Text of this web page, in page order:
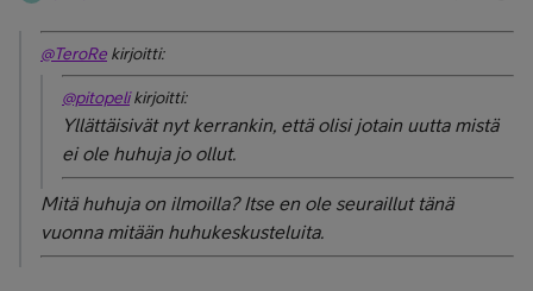
@TeroRe kirjoitti:
@pitopelikirjoitti:
Yllättäisivät nyt kerrankin, että olisi jotain uutta mistä
ei ole huhuja jo ollut.
Mitä huhuja on ilmoilla? Itse en ole seuraillut tänä
vuonna mitään huhukeskusteluita.